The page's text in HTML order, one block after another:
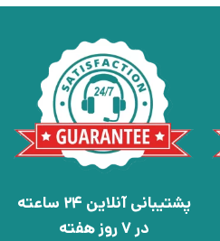
پشتیبانی آنلاین 24 ساعته
در 7 روز هفته